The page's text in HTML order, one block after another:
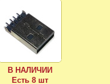
В НАЛИЧИИ
Есть 8 шт